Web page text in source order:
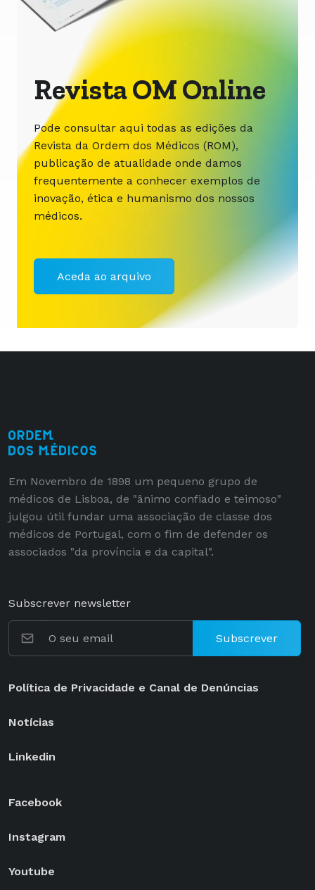
Revista OM Online
Pode consultar aqui todas as edições da
Revista da Ordem dos Médicos (ROM),
publicação de atualidade onde damos
frequentemente a conhecer exemplos de
inovação, ética e humanismo dos nossos
médicos.
Aceda ao arquivo
Em Novembro de 1898 um pequeno grupo de
médicos de Lisboa, de "ânimo confiado e teimoso"
julgou útil fundar uma associação de classe dos
médicos de Portugal, com o fim de defender os
associados "da província e da capital".
Subscrever newsletter
Subscrever
Política de Privacidade e Canal de Denúncias
Notícias
Linkedin
Facebook
Instagram
Youtube